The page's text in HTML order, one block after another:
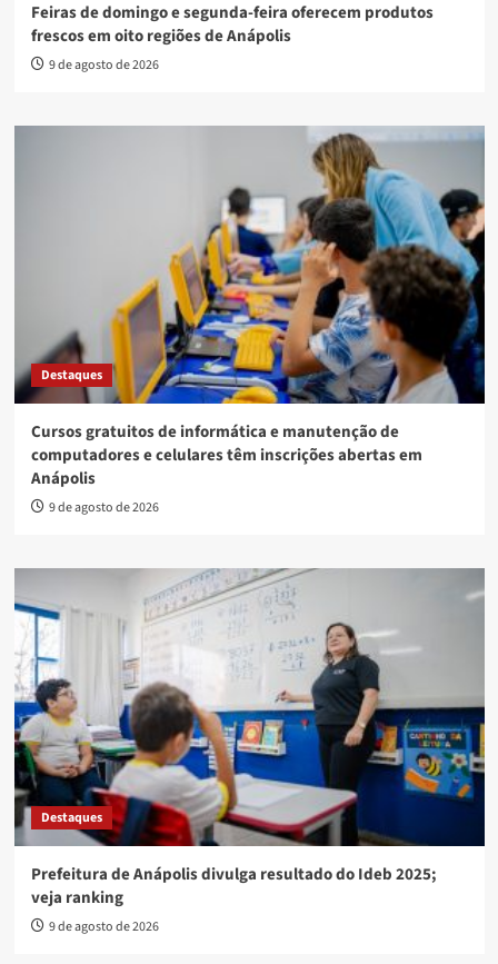
Feiras de domingo e segunda-feira oferecem produtos
frescos em oito regiões de Anápolis
9 de agosto de 2026
Destaques
Cursos gratuitos de informática e manutenção de
computadores e celulares têm inscrições abertas em
Anápolis
9 de agosto de 2026
Destaques
Prefeitura de Anápolis divulga resultado do Ideb 2025;
veja ranking
9 de agosto de 2026